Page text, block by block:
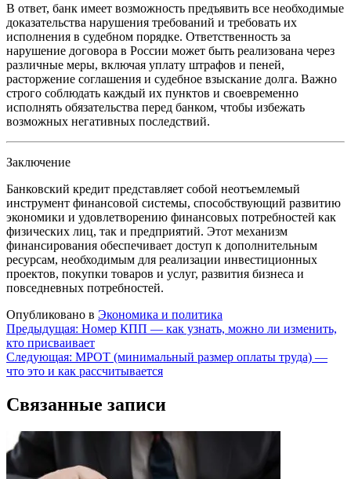
В ответ, банк имеет возможность предъявить все необходимые
доказательства нарушения требований и требовать их
исполнения в судебном порядке. Ответственность за
нарушение договора в России может быть реализована через
различные меры, включая уплату штрафов и пеней,
расторжение соглашения и судебное взыскание долга. Важно
строго соблюдать каждый их пунктов и своевременно
исполнять обязательства перед банком, чтобы избежать
возможных негативных последствий.
Заключение
Банковский кредит представляет собой неотъемлемый
инструмент финансовой системы, способствующий развитию
экономики и удовлетворению финансовых потребностей как
физических лиц, так и предприятий. Этот механизм
финансирования обеспечивает доступ к дополнительным
ресурсам, необходимым для реализации инвестиционных
проектов, покупки товаров и услуг, развития бизнеса и
повседневных потребностей.
Опубликовано в Экономика и политика
Навигация
по
записям
Предыдущая: Номер КПП — как узнать, можно ли изменить,
кто присваивает
Следующая: МРОТ (минимальный размер оплаты труда) —
что это и как рассчитывается
Связанные записи